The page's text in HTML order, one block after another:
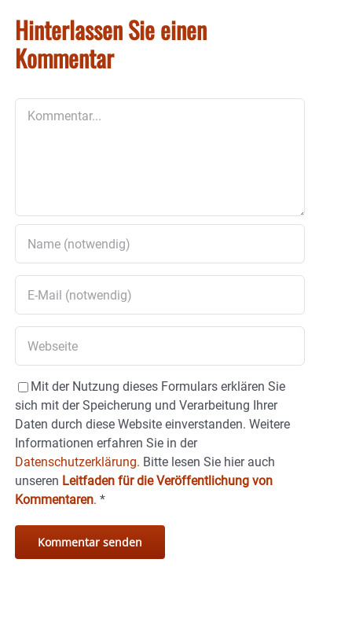
Hinterlassen Sie einen
Kommentar
Mit der Nutzung dieses Formulars erklären Sie
sich mit der Speicherung und Verarbeitung Ihrer
Daten durch diese Website einverstanden. Weitere
Informationen erfahren Sie in der
Datenschutzerklärung. Bitte lesen Sie hier auch
unseren Leitfaden für die Veröffentlichung von
Kommentaren. *